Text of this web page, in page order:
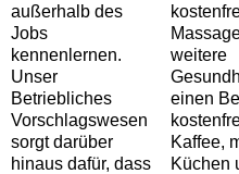
außerhalb des
Jobs
kennenlernen.
Unser
Betriebliches
Vorschlagswesen
sorgt darüber
hinaus dafür, dass
weitere
einen
Kaffee,
Küchen